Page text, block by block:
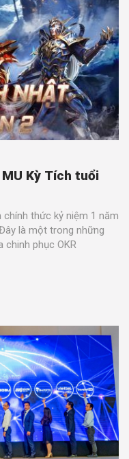
Kỳ Tích tuổi
chính thức kỷ niệm 1 năm
là một trong những
chinh phục OKR